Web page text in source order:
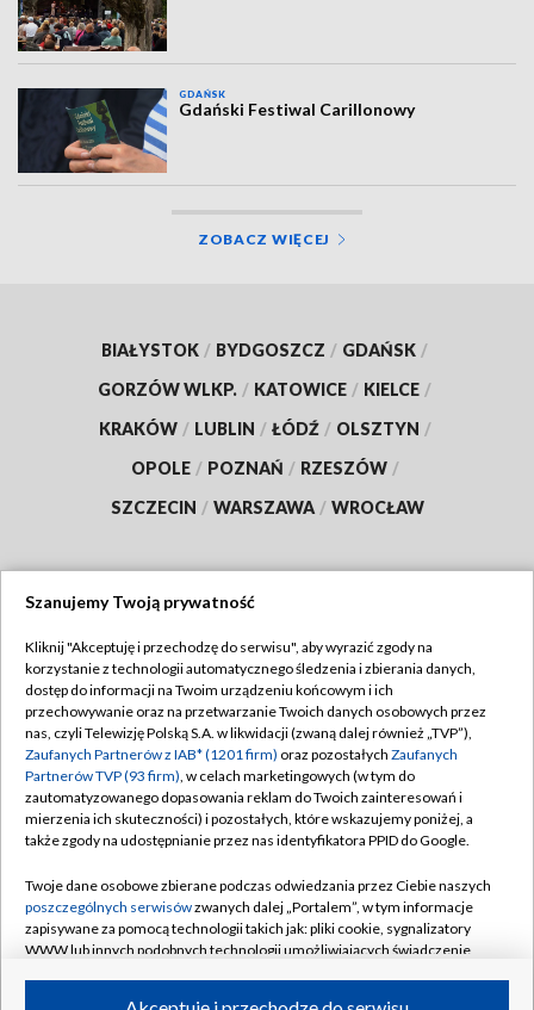
GDAŃSK
Gdański Festiwal Carillonowy
ZOBACZ WIĘCEJ
BIAŁYSTOK / BYDGOSZCZ / GDAŃSK /
GORZÓW WLKP. / KATOWICE / KIELCE /
KRAKÓW / LUBLIN / ŁÓDŹ / OLSZTYN /
OPOLE / POZNAŃ / RZESZÓW /
SZCZECIN / WARSZAWA / WROCŁAW
TVP
Abonament TVP
Emisja w TVP
Centrum informacji TVP
Naziemna Telewizja Cyfrowa
Rada Programowa
System NOS
Informacje o nadawcy
Regulamin TVP
Polityka prywatności
Moje zgody
Pomoc
Kontakt
Kanały
Szanujemy Twoją prywatność
Kliknij "Akceptuję i przechodzę do serwisu", aby wyrazić zgody na
korzystanie z technologii automatycznego śledzenia i zbierania danych,
dostęp do informacji na Twoim urządzeniu końcowym i ich
przechowywanie oraz na przetwarzanie Twoich danych osobowych przez
nas, czyli Telewizję Polską S.A. w likwidacji (zwaną dalej również „TVP”),
Zaufanych Partnerów z IAB* (1201 firm) oraz pozostałych Zaufanych
Partnerów TVP (93 firm), w celach marketingowych (w tym do
zautomatyzowanego dopasowania reklam do Twoich zainteresowań i
mierzenia ich skuteczności) i pozostałych, które wskazujemy poniżej, a
także zgody na udostępnianie przez nas identyfikatora PPID do Google.
Twoje dane osobowe zbierane podczas odwiedzania przez Ciebie naszych
poszczególnych serwisówzwanych dalej „Portalem”, w tym informacje
zapisywane za pomocą technologii takich jak: pliki cookie, sygnalizatory
WWW lub innych podobnych technologii umożliwiających świadczenie